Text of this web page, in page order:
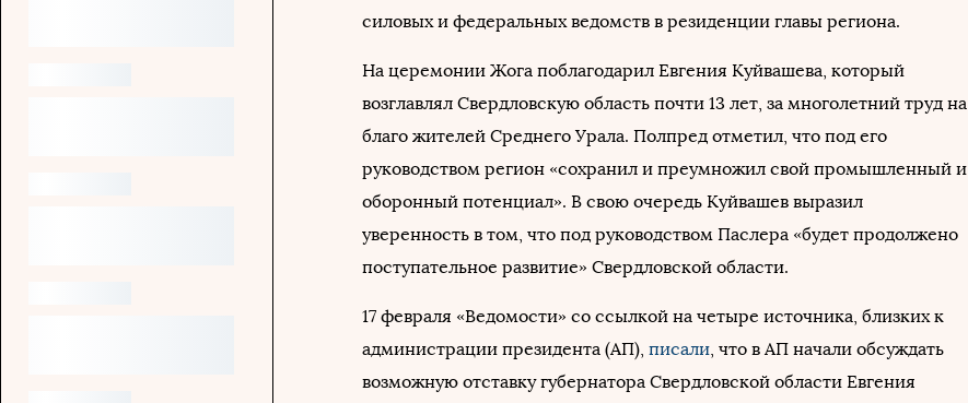
силовых и федеральных ведомств в резиденции главы региона.
На церемонии Жога поблагодарил Евгения Куйвашева, который
возглавлял Свердловскую область почти 13 лет, за многолетний труд на
благо жителей Среднего Урала. Полпред отметил, что под его
руководством регион «сохранил и преумножил свой промышленный и
оборонный потенциал». В свою очередь Куйвашев выразил
уверенность в том, что под руководством Паслера «будет продолжено
поступательное развитие» Свердловской области.
17 февраля «Ведомости» со ссылкой на четыре источника, близких к
администрации президента (АП), писали, что в АП начали обсуждать
возможную отставку губернатора Свердловской области Евгения